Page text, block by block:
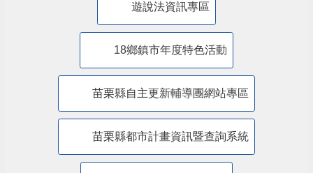
遊說法資訊專區
18鄉鎮市年度特色活動
苗栗縣自主更新輔導團網站專區
苗栗縣都市計畫資訊暨查詢系統